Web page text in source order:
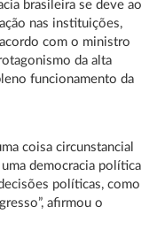
brasileira se deve ao
nas instituições,
com o ministro
da alta
funcionamento da
coisa circunstancial
democracia política
políticas, como
afirmou o